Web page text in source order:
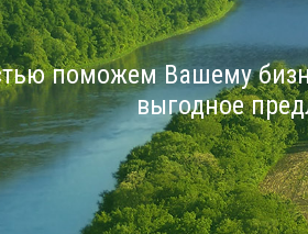
поможем Вашему
выгодное